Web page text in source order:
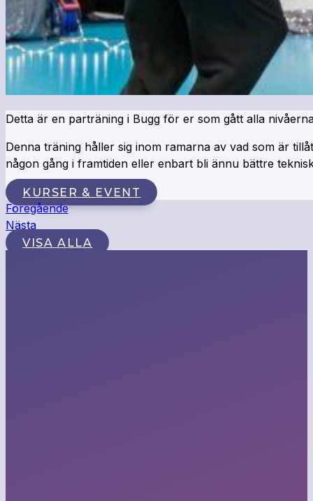
Detta är en parträning i Bugg för er som gått alla
Denna träning håller sig inom ramarna av vad som är
någon gång i framtiden eller enbart bli ännu bättre
KURSER & EVENT
Föregående
Nästa
VISA ALLA